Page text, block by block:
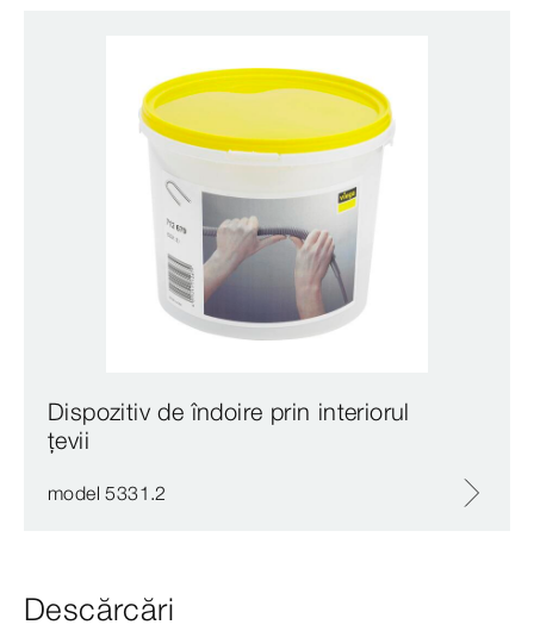
Dispozitiv de îndoire prin interiorul
țevii
model 5331.2
Descărcări